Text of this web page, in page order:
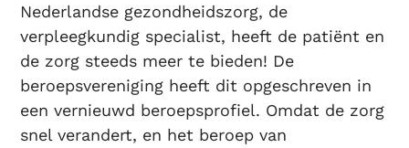
Nederlandse gezondheidszorg, de
verpleegkundig specialist, heeft de patiënt en
de zorg steeds meer te bieden! De
beroepsvereniging heeft dit opgeschreven in
een vernieuwd beroepsprofiel. Omdat de zorg
snel verandert, en het beroep van